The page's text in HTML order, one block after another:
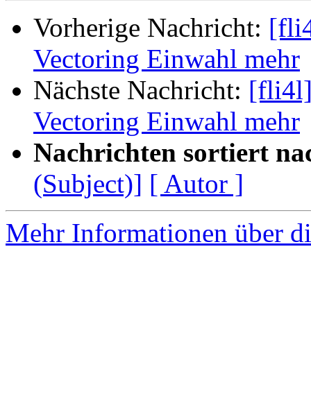
Vorherige Nachricht:
Vectoring Einwahl mehr
Nächste Nachricht: [fli4l]
Vectoring Einwahl mehr
Nachrichten sortiert
(Subject)] [ Autor ]
Mehr Informationen über